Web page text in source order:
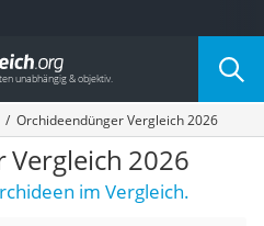
Kategorie
Orchideendünger Vergleich 2026
2026
im Vergleich.